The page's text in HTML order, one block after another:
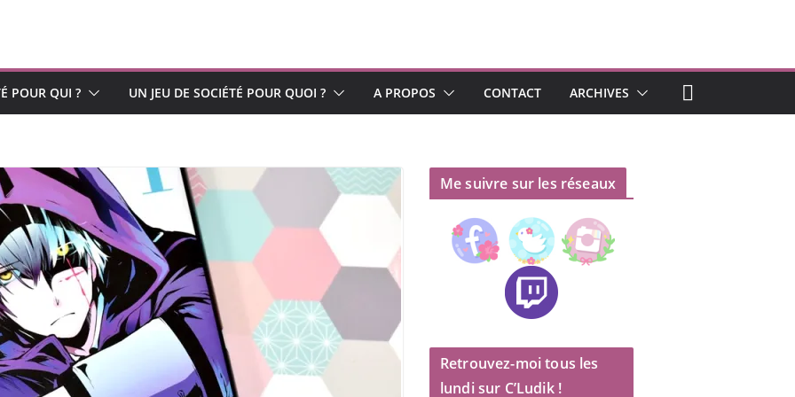
POUR QUI ? UN JEU DE SOCIÉTÉ POUR QUOI ? A PROPOS CONTACT ARCHIVES
Me suivre sur les réseaux
Retrouvez-moi tous les
lundi sur C’Ludik !